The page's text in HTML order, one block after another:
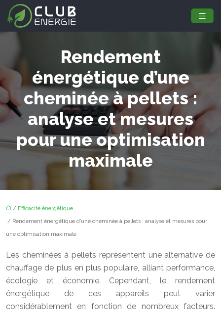
Rendement
énergétique d’une
cheminée à pellets :
analyse et mesures
pour une optimisation
maximale
/ Efficacité énergétique
/ Rendement énergétique d’une cheminée à pellets : analyse et mesures pour
une optimisation maximale
Les cheminées à pellets représentent une alternative de
chauffage de plus en plus populaire, alliant performance,
écologie et économie. Cependant, le rendement
énergétique de ces appareils peut varier
considérablement en fonction de nombreux facteurs.